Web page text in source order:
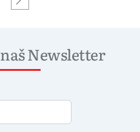
Newsletter